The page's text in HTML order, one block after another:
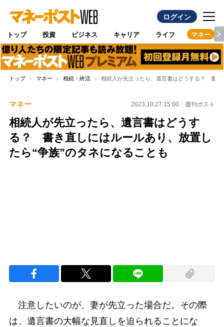
ログイン
トップ 投資 ビジネス キャリア ライフ マネー
トップ マネー 相続・終活 相続人が先立ったら、遺言書はどうする？ 書き
マネー 2023.10.27 15:00 週刊ポスト
相続人が先立ったら、遺言書はどうす
る？ 書き直しにはルールあり、放置し
たら“争族”のタネになることも
注意したいのが、妻が先立った場合だ。その際
は、遺言書の大幅な見直しを迫られることにな